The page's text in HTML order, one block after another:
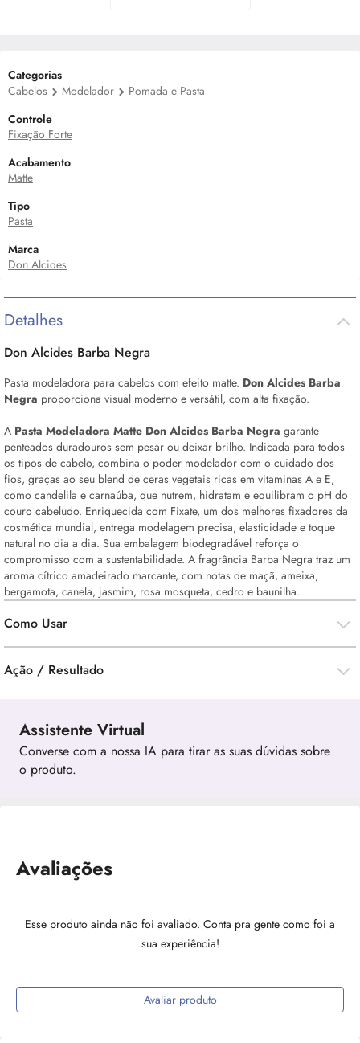
Categorias
Cabelos
Modelador
Pomada e Pasta
Controle
Fixação Forte
Acabamento
Matte
Tipo
Pasta
Marca
Don Alcides
Detalhes
Don Alcides Barba Negra
Pasta modeladora para cabelos com efeito matte. Don Alcides Barba
Negra proporciona visual moderno e versátil, com alta fixação.
A Pasta Modeladora Matte Don Alcides Barba Negra garante
penteados duradouros sem pesar ou deixar brilho. Indicada para todos
os tipos de cabelo, combina o poder modelador com o cuidado dos
fios, graças ao seu blend de ceras vegetais ricas em vitaminas A e E,
como candelila e carnaúba, que nutrem, hidratam e equilibram o pH do
couro cabeludo. Enriquecida com Fixate, um dos melhores fixadores da
cosmética mundial, entrega modelagem precisa, elasticidade e toque
natural no dia a dia. Sua embalagem biodegradável reforça o
compromisso com a sustentabilidade. A fragrância Barba Negra traz um
aroma cítrico amadeirado marcante, com notas de maçã, ameixa,
bergamota, canela, jasmim, rosa mosqueta, cedro e baunilha.
Como Usar
Ação / Resultado
Assistente Virtual
Converse com a nossa IA para tirar as suas dúvidas sobre
o produto.
Avaliações
Esse produto ainda não foi avaliado. Conta pra gente como foi a
sua experiência!
Avaliar produto